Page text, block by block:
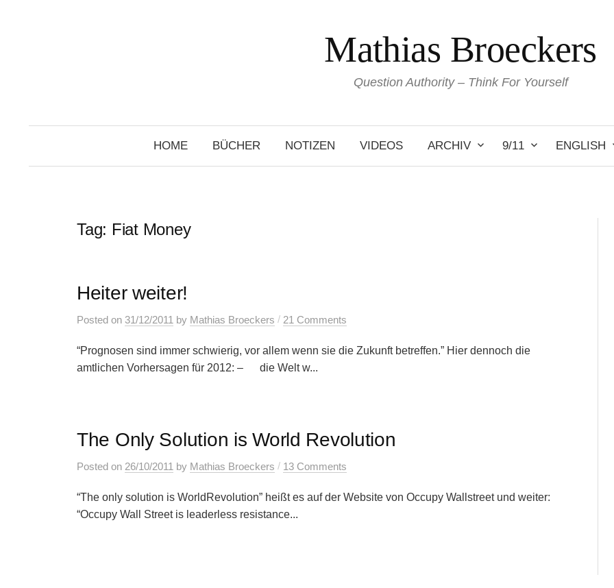
Mathias Broeckers
Question Authority – Think For Yourself
HOME BÜCHER NOTIZEN VIDEOS ARCHIV 9/11 ENGLISH
Tag: Fiat Money
Heiter weiter!
Posted on 31/12/2011 by Mathias Broeckers / 21 Comments
“Prognosen sind immer schwierig, vor allem wenn sie die Zukunft betreffen.” Hier dennoch die
amtlichen Vorhersagen für 2012: – die Welt w...
The Only Solution is World Revolution
Posted on 26/10/2011 by Mathias Broeckers / 13 Comments
“The only solution is WorldRevolution” heißt es auf der Website von Occupy Wallstreet und weiter:
“Occupy Wall Street is leaderless resistance...